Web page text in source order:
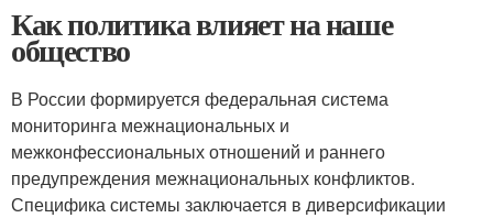
Как политика влияет на наше
общество
В России формируется федеральная система
мониторинга межнациональных и
межконфессиональных отношений и раннего
предупреждения межнациональных конфликтов.
Специфика системы заключается в диверсификации